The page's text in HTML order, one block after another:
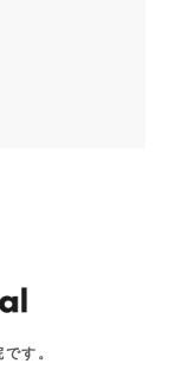
す。